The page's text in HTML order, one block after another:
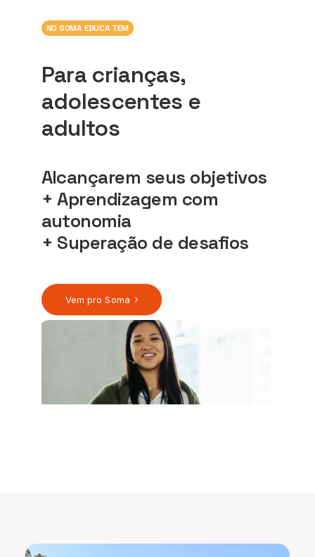
NO SOMA EDUCA TEM
Para crianças,
adolescentes e
adultos
Alcançarem seus objetivos
+ Aprendizagem com
autonomia
+ Superação de desafios
Vem pro Soma